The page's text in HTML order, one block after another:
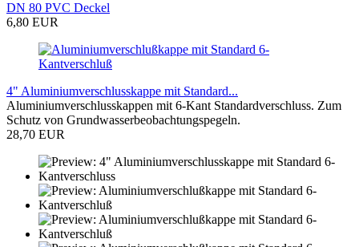
DN 80 PVC Deckel
6,80 EUR
4" Aluminiumverschlusskappe mit Standard...
Aluminiumverschlusskappen mit 6-Kant Standardverschluss. Zum
Schutz von Grundwasserbeobachtungspegeln.
28,70 EUR